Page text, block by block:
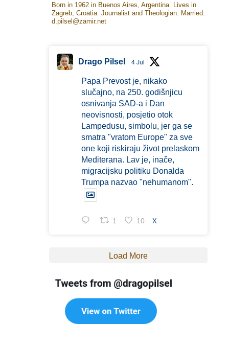
Born in 1962 in Buenos Aires, Argentina. Lives in
Zagreb, Croatia. Journalist and Theologian. Married.
d.pilsel@zamir.net
Drago Pilsel 4 Jul
Papa Prevost je, nikako
slučajno, na 250. godišnjicu
osnivanja SAD-a i Dan
neovisnosti, posjetio otok
Lampedusu, simbolu, jer ga se
smatra "vratom Europe" za sve
one koji riskiraju život prelaskom
Mediterana. Lav je, inače,
migracijsku politiku Donalda
Trumpa nazvao "nehumanom".
1 10 X
Load More